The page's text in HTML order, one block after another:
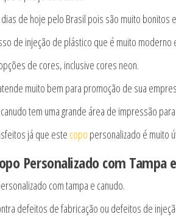
de hoje pelo Brasil pois são muito bonitos
de injeção de plástico que é muito
de cores, inclusive cores neon.
muito bem para promoção de sua
tem uma grande área de impressão
já que este copo personalizado é muito
Personalizado com Tampa
com tampa e canudo.
defeitos de fabricação ou defeitos de